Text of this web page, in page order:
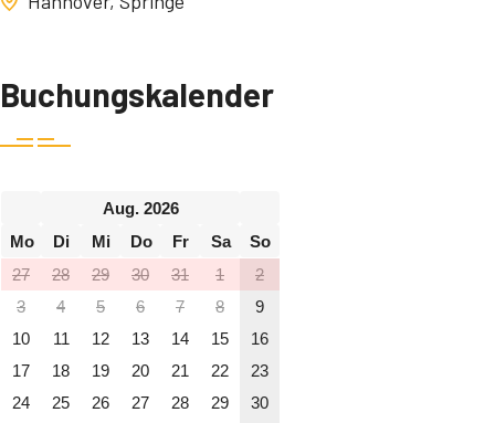
Buchungskalender
Aug. 2026
Mo
Di Mi Do Fr Sa
So
27
28 29 30 31 1
2
3
4 5 6 7 8
9
10
11 12 13 14 15
16
17
18 19 20 21 22
23
24
25 26 27 28 29
30